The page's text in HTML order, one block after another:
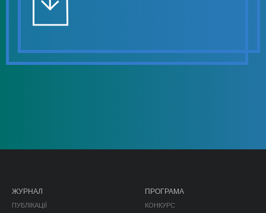
ЖУРНАЛ
ПУБЛІКАЦІЇ
ПРОГРАМА
КОНКУРС